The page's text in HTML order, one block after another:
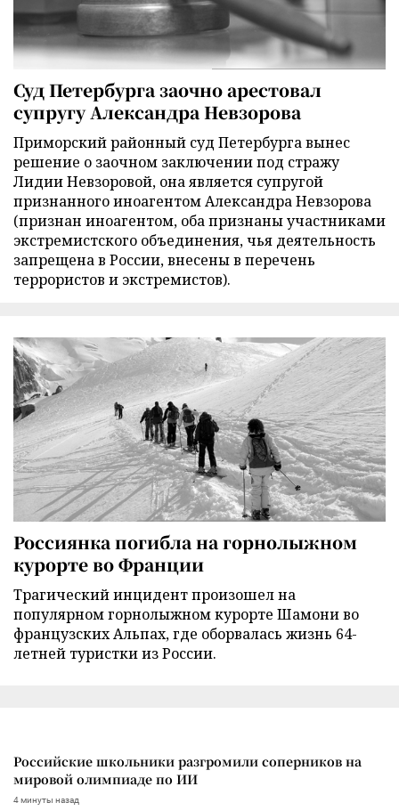
Суд Петербурга заочно арестовал
супругу Александра Невзорова
Приморский районный суд Петербурга вынес
решение о заочном заключении под стражу
Лидии Невзоровой, она является супругой
признанного иноагентом Александра Невзорова
(признан иноагентом, оба признаны участниками
экстремистского объединения, чья деятельность
запрещена в России, внесены в перечень
террористов и экстремистов).
Россиянка погибла на горнолыжном
курорте во Франции
Трагический инцидент произошел на
популярном горнолыжном курорте Шамони во
французских Альпах, где оборвалась жизнь 64-
летней туристки из России.
Российские школьники разгромили соперников на
мировой олимпиаде по ИИ
4 минуты назад